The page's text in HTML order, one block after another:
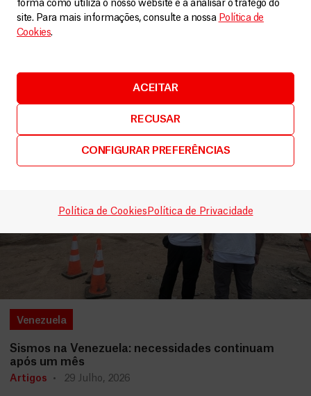
forma como utiliza o nosso website e a analisar o tráfego do
site. Para mais informações, consulte a nossa Política de
Cookies.
ACEITAR
RECUSAR
CONFIGURAR PREFERÊNCIAS
Política de Cookies Política de Privacidade
Venezuela
Sismos na Venezuela: necessidades continuam
após um mês
Artigos 29 Julho, 2026